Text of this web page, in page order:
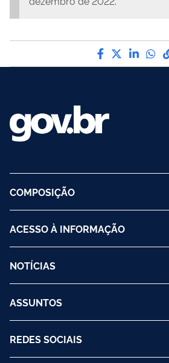
COMPOSIÇÃO
ACESSO À INFORMAÇÃO
NOTÍCIAS
ASSUNTOS
REDES SOCIAIS